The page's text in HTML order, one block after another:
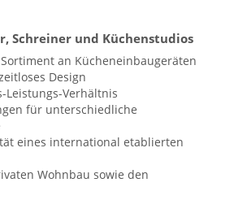
Schreiner und Küchenstudios
an Kücheneinbaugeräten
Design
Leistungs-Verhältnis
für unterschiedliche
eines international etablierten
Wohnbau sowie den